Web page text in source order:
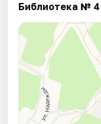
Библиотека № 4